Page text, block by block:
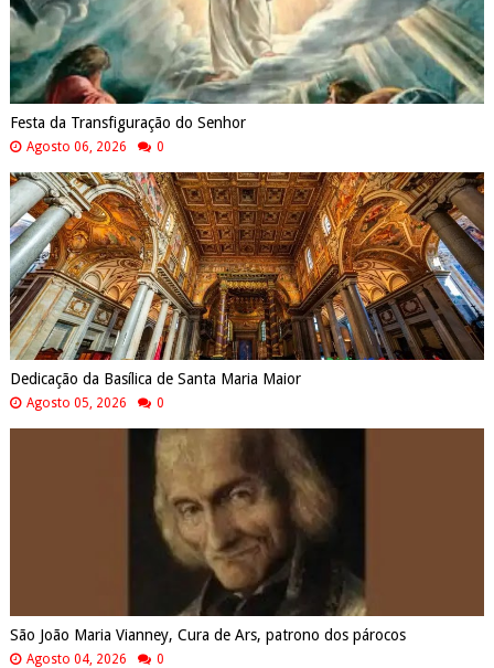
Festa da Transfiguração do Senhor
Agosto 06, 2026 0
Dedicação da Basílica de Santa Maria Maior
Agosto 05, 2026 0
São João Maria Vianney, Cura de Ars, patrono dos párocos
Agosto 04, 2026 0